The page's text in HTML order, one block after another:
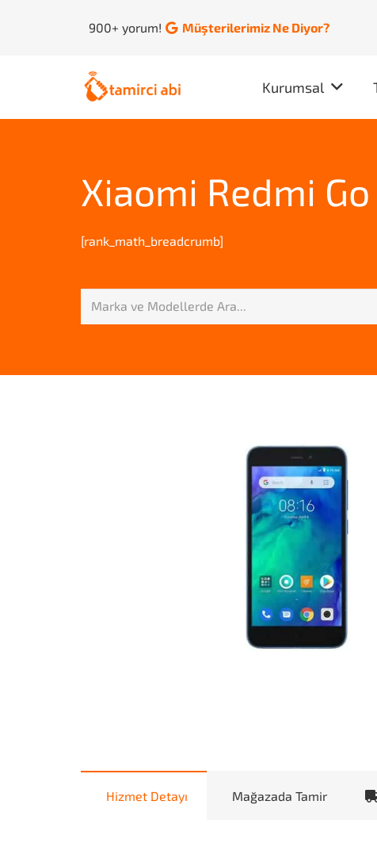
900+ yorum! Müşterilerimiz Ne Diyor?
Kurumsal
Xiaomi Redmi
[rank_math_breadcrumb]
Hizmet Detayı Mağazada Tamir